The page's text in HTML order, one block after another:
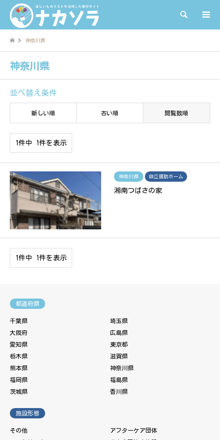
検索
神奈川県
神奈川県
並べ替え条件
新しい順 古い順 閲覧数順
1件中 1件を表示
神奈川県 自立援助ホーム
湘南つばさの家
1件中 1件を表示
都道府県
千葉県
埼玉県
大阪府
広島県
愛知県
東京都
栃木県
滋賀県
熊本県
神奈川県
福岡県
福島県
茨城県
香川県
施設形態
その他
アフターケア団体